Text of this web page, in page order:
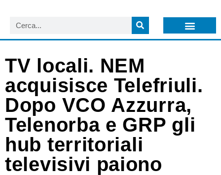
TV locali. NEM
acquisisce Telefriuli.
Dopo VCO Azzurra,
Telenorba e GRP gli
hub territoriali
televisivi paiono